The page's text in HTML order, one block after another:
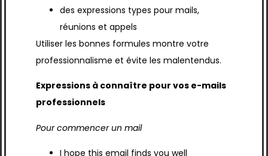
des expressions types pour mails,
réunions et appels
Utiliser les bonnes formules montre votre
professionnalisme et évite les malentendus.
Expressions à connaître pour vos e-mails
professionnels
Pour commencer un mail
I hope this email finds you well